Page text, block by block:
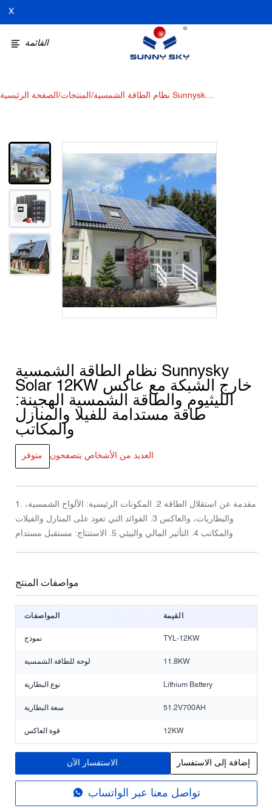
X
القائمة
الصفحة الرئيسية /المنتجات /نظام الطاقة الشمسية Sunnysky
والمنازل والمكاتب
نظام الطاقة الشمسية Sunnysky
Solar 12KW خارج الشبكة مع عاكس
الليثيوم والطاقة الشمسية الهجينة:
طاقة مستدامة للفيلا والمنازل
والمكاتب
متوفر العديد من الأشخاص يتصفحون
1. مقدمة عن استقلال الطاقة 2. المكونات الرئيسية: الألواح الشمسية،
والبطاريات، والعاكس 3. الفوائد التي تعود على المنازل والفيلات
والمكاتب 4. التأثير المالي والبيئي 5. الاستنتاج: مستقبل مستدام
مواصفات المنتج
المواصفات القيمة
نموذج TYL-12KW
لوحة للطاقة الشمسية 11.8KW
نوع البطارية Lithium Battery
سعة البطارية 51.2V700AH
قوة العاكس 12KW
الاستفسار الآن إضافة إلى الاستفسار
تواصل معنا عبر الواتساب